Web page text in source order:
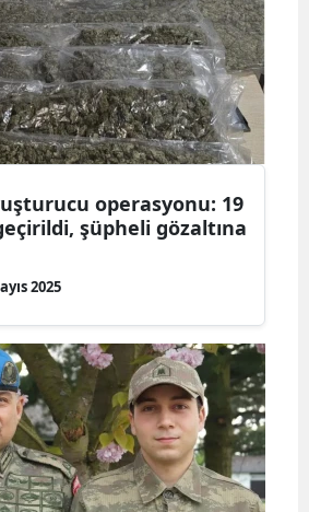
operasyonu: 19
şüpheli gözaltına
2025